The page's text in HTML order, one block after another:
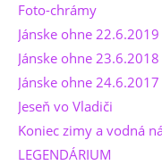
Foto-chrámy
Jánske ohne 22.6.2019
Jánske ohne 23.6.2018
Jánske ohne 24.6.2017
Jeseň vo Vladiči
Koniec zimy a vodná
LEGENDÁRIUM